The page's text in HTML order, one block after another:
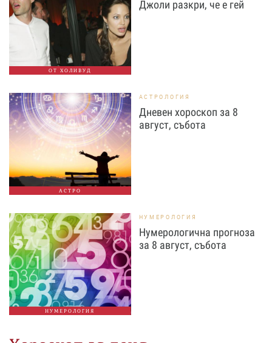
ОТ ХОЛИВУД
Джоли разкри, че е гей
АСТРО
АСТРОЛОГИЯ
Дневен хороскоп за 8
август, събота
НУМЕРОЛОГИЯ
НУМЕРОЛОГИЯ
Нумерологична прогноза
за 8 август, събота